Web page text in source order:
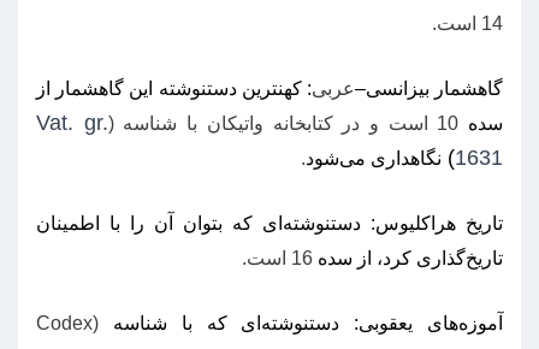
14 است.
گاهشمار بیزانسی–عربی:کهنترین دستنوشته این گاهشمار از
سده 10 است و در کتابخانه واتیکان با شناسه(
Vat. gr.
1631
) نگاهداری می‌شود.
تاریخ هراکلیوس: دستنوشته‌ای که بتوان آن را با اطمینان
تاریخ‌گذاری کرد، از سده 16 است.
آموزه‌های یعقوبی: دستنوشته‌ای که با شناسه
(Codex